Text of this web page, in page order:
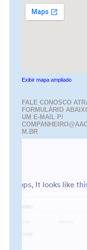
Exibir mapa ampliado
FALE CONOSCO
FORMULÁRIO
UM E-MAIL P/
M.BR